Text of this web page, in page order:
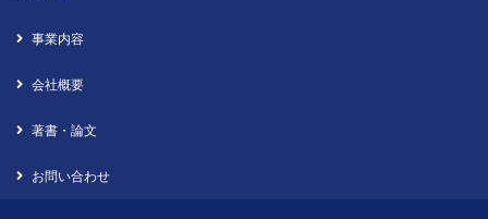
事業内容
会社概要
著書・論文
お問い合わせ